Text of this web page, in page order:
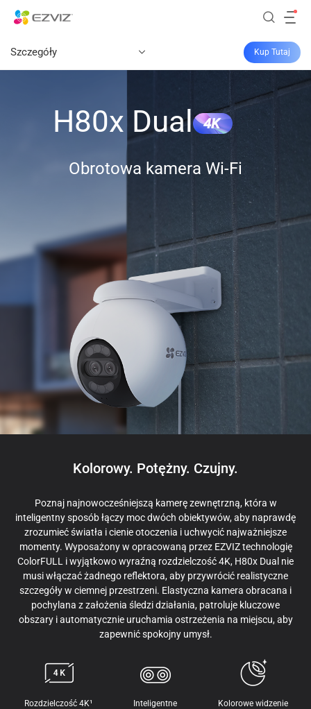
Szczegóły Kup Tutaj
H80x Dual 4K
Obrotowa kamera Wi-Fi
Kolorowy. Potężny. Czujny.
Poznaj najnowocześniejszą kamerę zewnętrzną, która w
inteligentny sposób łączy moc dwóch obiektywów, aby naprawdę
zrozumieć światła i cienie otoczenia i uchwycić najważniejsze
momenty. Wyposażony w opracowaną przez EZVIZ technologię
ColorFULL i wyjątkowo wyraźną rozdzielczość 4K, H80x Dual nie
musi włączać żadnego reflektora, aby przywrócić realistyczne
szczegóły w ciemnej przestrzeni. Elastyczna kamera obracana i
pochylana z założenia śledzi działania, patroluje kluczowe
obszary i automatycznie uruchamia ostrzeżenia na miejscu, aby
zapewnić spokojny umysł.
Rozdzielczość 4K¹
Inteligentne
Kolorowe widzenie